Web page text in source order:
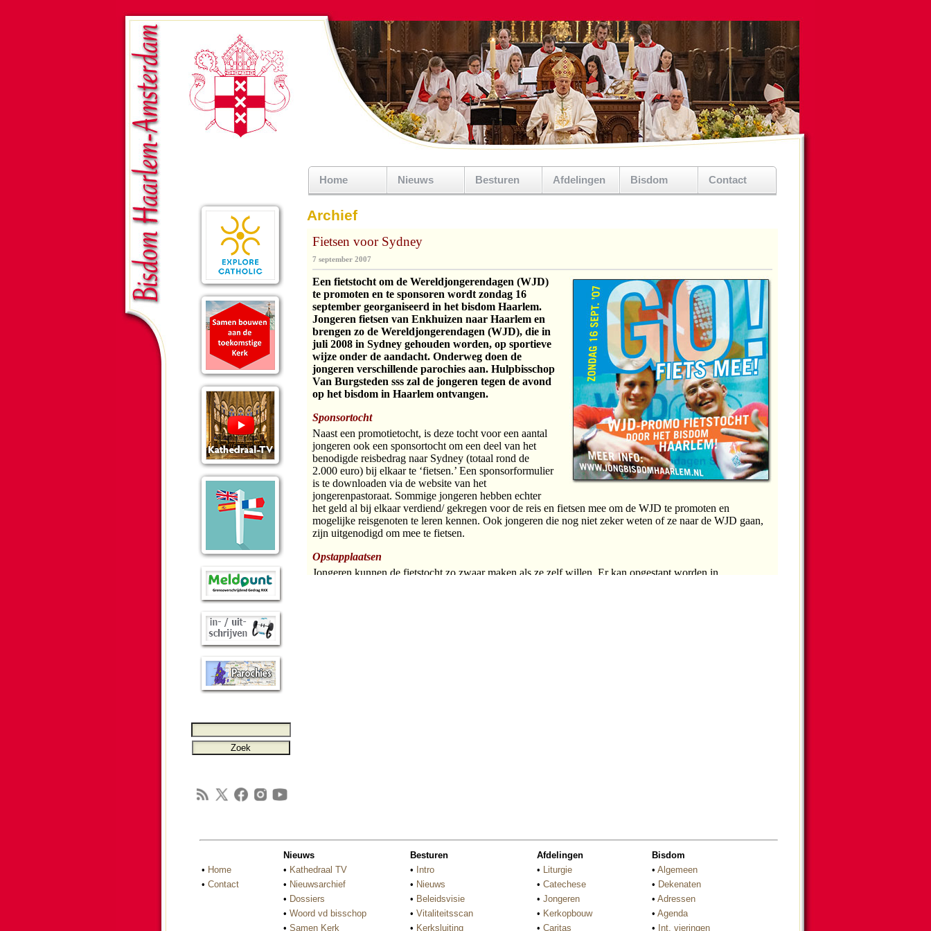
Home Nieuws Besturen Afdelingen Bisdom Contact
Archief
• Home
• Contact
Nieuws
• Kathedraal TV
• Nieuwsarchief
• Dossiers
• Woord vd bisschop
• Samen Kerk
Besturen
• Intro
• Nieuws
• Beleidsvisie
• Vitaliteitsscan
• Kerksluiting
Afdelingen
• Liturgie
• Catechese
• Jongeren
• Kerkopbouw
• Caritas
Bisdom
• Algemeen
• Dekenaten
• Adressen
• Agenda
• Int. vieringen